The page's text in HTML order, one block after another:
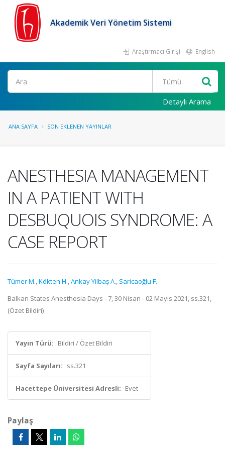
Akademik Veri Yönetim Sistemi
Araştırmacı Girişi English
Ara
Detaylı Arama
ANA SAYFA SON EKLENEN YAYINLAR
ANESTHESIA MANAGEMENT
IN A PATIENT WITH
DESBUQUOIS SYNDROME: A
CASE REPORT
Tümer M.,Kökten H.,Ankay Yilbaş A., Saricaoğlu F.
Balkan States Anesthesia Days - 7, 30 Nisan - 02 Mayıs 2021, ss.321,
(Özet Bildiri)
Yayın Türü: Bildiri / Özet Bildiri
Sayfa Sayıları: ss.321
Hacettepe Üniversitesi Adresli: Evet
Paylaş